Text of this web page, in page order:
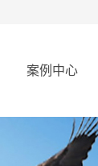
案例中心